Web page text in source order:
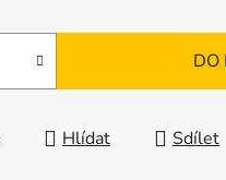
DO
Hlídat Sdílet